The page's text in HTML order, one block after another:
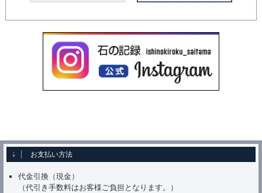
お支払い方法
代金引換（現金）
（代引き手数料はお客様ご負担となります。）